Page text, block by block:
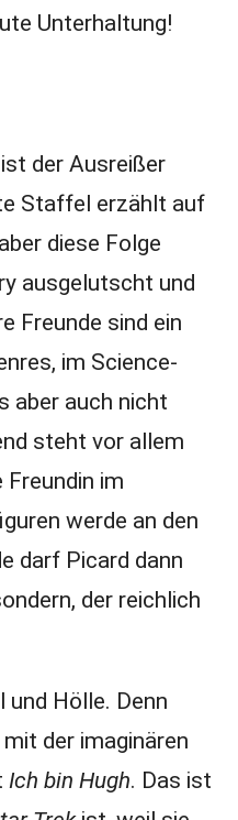
Unterhaltung!
ist der Ausreißer
Staffel erzählt auf
diese Folge
ausgelutscht und
Freunde sind ein
im Science-
aber auch nicht
steht vor allem
Freundin im
werde an den
darf Picard dann
der reichlich
Hölle. Denn
der imaginären
Ich bin Hugh. Das ist